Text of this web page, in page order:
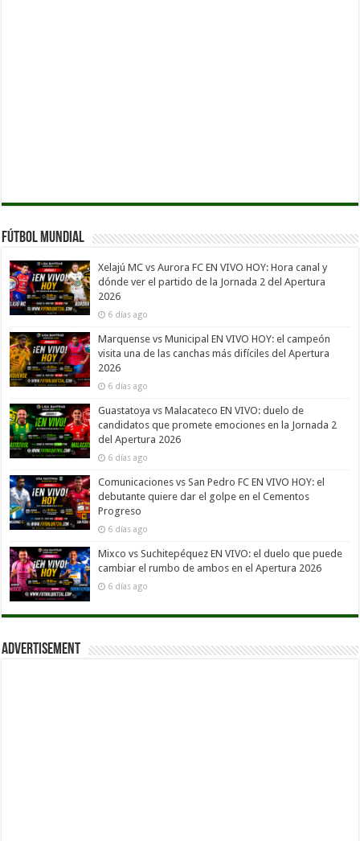
Fútbol Mundial
Xelajú MC vs Aurora FC EN VIVO HOY: Hora canal y
dónde ver el partido de la Jornada 2 del Apertura
2026
6 días ago
Marquense vs Municipal EN VIVO HOY: el campeón
visita una de las canchas más difíciles del Apertura
2026
6 días ago
Guastatoya vs Malacateco EN VIVO: duelo de
candidatos que promete emociones en la Jornada 2
del Apertura 2026
6 días ago
Comunicaciones vs San Pedro FC EN VIVO HOY: el
debutante quiere dar el golpe en el Cementos
Progreso
6 días ago
Mixco vs Suchitepéquez EN VIVO: el duelo que puede
cambiar el rumbo de ambos en el Apertura 2026
6 días ago
Advertisement